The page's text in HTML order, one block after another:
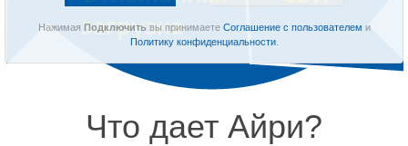
Нажимая Подключитьвы принимаете Соглашение с пользователем и
Политику конфиденциальности.
Что дает Айри?